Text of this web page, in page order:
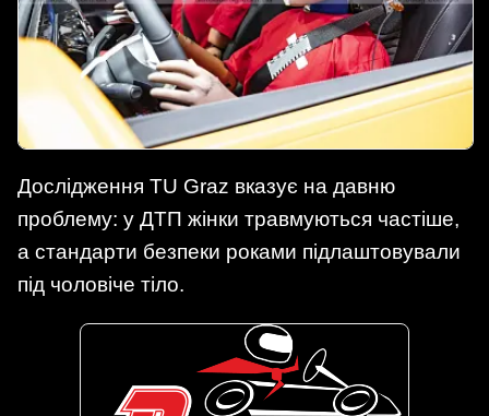
Дослідження TU Graz вказує на давню
проблему: у ДТП жінки травмуються частіше,
а стандарти безпеки роками підлаштовували
під чоловіче тіло.